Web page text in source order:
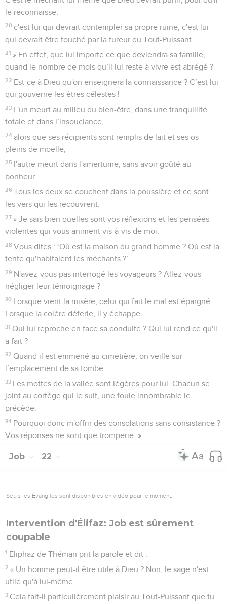
le reconnaisse,
20 c'est lui qui devrait contempler sa propre ruine, c'est lui
qui devrait être touché par la fureur du Tout-Puissant.
21 » En effet, que lui importe ce que deviendra sa famille,
quand le nombre de mois qu’il lui reste à vivre est abrégé ?
22 Est-ce à Dieu qu'on enseignera la connaissance ? C’est lui
qui gouverne les êtres célestes !
23 L'un meurt au milieu du bien-être, dans une tranquillité
totale et dans l’insouciance,
24 alors que ses récipients sont remplis de lait et ses os
pleins de moelle,
25 l'autre meurt dans l'amertume, sans avoir goûté au
bonheur.
26 Tous les deux se couchent dans la poussière et ce sont
les vers qui les recouvrent.
27 » Je sais bien quelles sont vos réflexions et les pensées
violentes qui vous animent vis-à-vis de moi.
28 Vous dites : ‘Où est la maison du grand homme ? Où est la
tente qu'habitaient les méchants ?’
29 N'avez-vous pas interrogé les voyageurs ? Allez-vous
négliger leur témoignage ?
30 Lorsque vient la misère, celui qui fait le mal est épargné.
Lorsque la colère déferle, il y échappe.
31 Qui lui reproche en face sa conduite ? Qui lui rend ce qu'il
a fait ?
32 Quand il est emmené au cimetière, on veille sur
l’emplacement de sa tombe.
33 Les mottes de la vallée sont légères pour lui. Chacun se
joint au cortège qui le suit, une foule innombrable le
précède.
34 Pourquoi donc m'offrir des consolations sans consistance ?
Vos réponses ne sont que tromperie. »
Job 22
Seuls les Évangiles sont disponibles en vidéo pour le moment.
Intervention d'Élifaz: Job est sûrement
coupable
1 Eliphaz de Théman prit la parole et dit :
2 « Un homme peut-il être utile à Dieu ? Non, le sage n'est
utile qu'à lui-même.
3 Cela fait-il particulièrement plaisir au Tout-Puissant que tu